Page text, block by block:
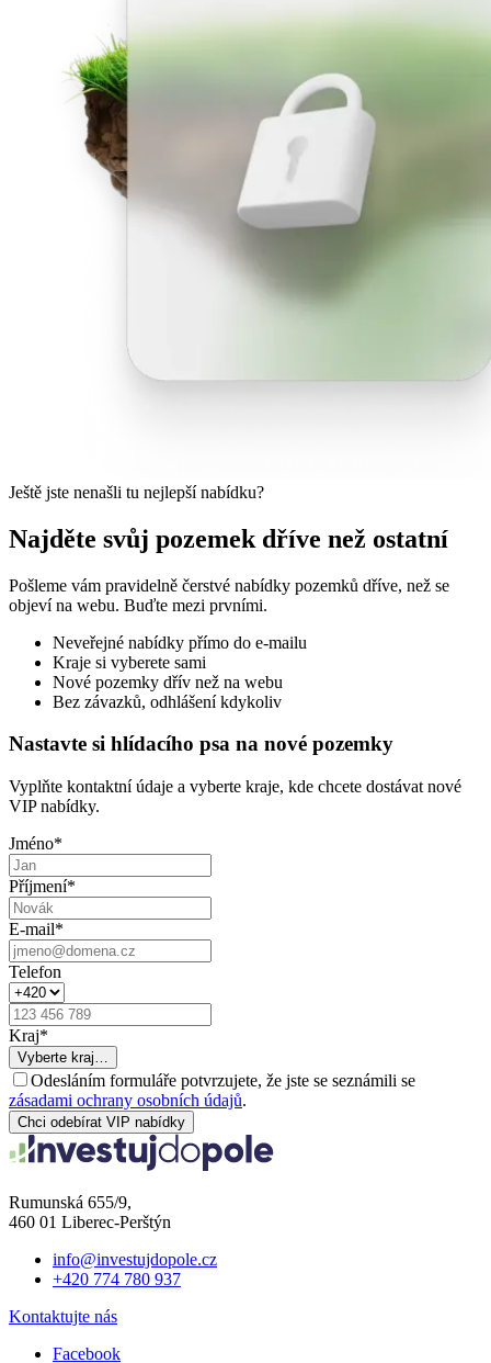
Ještě jste nenašli tu nejlepší nabídku?
Najděte svůj pozemek dříve než ostatní
Pošleme vám pravidelně čerstvé nabídky pozemků dříve, než se
objeví na webu. Buďte mezi prvními.
Neveřejné nabídky přímo do e-mailu
Kraje si vyberete sami
Nové pozemky dřív než na webu
Bez závazků, odhlášení kdykoliv
Nastavte si hlídacího psa na nové pozemky
Vyplňte kontaktní údaje a vyberte kraje, kde chcete dostávat nové
VIP nabídky.
Jméno*
Příjmení*
E-mail*
Telefon
Kraj*
Vyberte kraj…
Odesláním formuláře potvrzujete, že jste se seznámili se
zásadami ochrany osobních údajů.
Chci odebírat VIP nabídky
Rumunská 655/9,
460 01 Liberec-Perštýn
info@investujdopole.cz
+420 774 780 937
Kontaktujte nás
Facebook